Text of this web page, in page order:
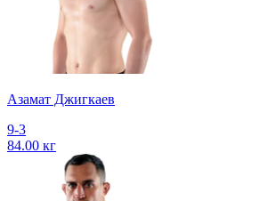
Азамат Джигкаев
9-3
84.00 кг